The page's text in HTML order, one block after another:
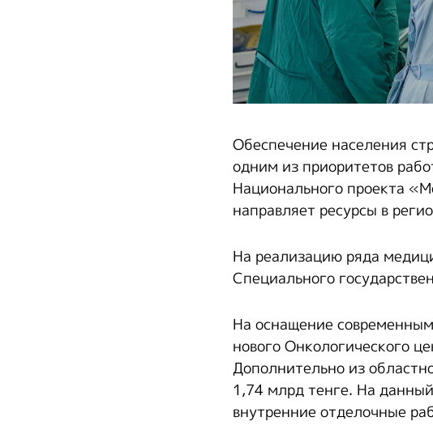
Обеспечение населения
одним из приоритетов
Национального проекта
направляет ресурсы в
На реализацию ряда
Специального
На оснащение
нового Онкологического
Дополнительно из
1,74 млрд тенге. На
внутренние отделочные